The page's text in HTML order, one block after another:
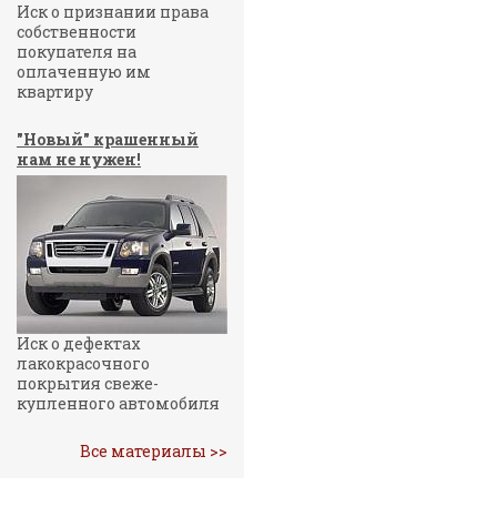
Иск о признании права
собственности
покупателя на
оплаченную им
квартиру
"Новый" крашенный
нам не нужен!
Иск о дефектах
лакокрасочного
покрытия свеже-
купленного автомобиля
Все материалы >>